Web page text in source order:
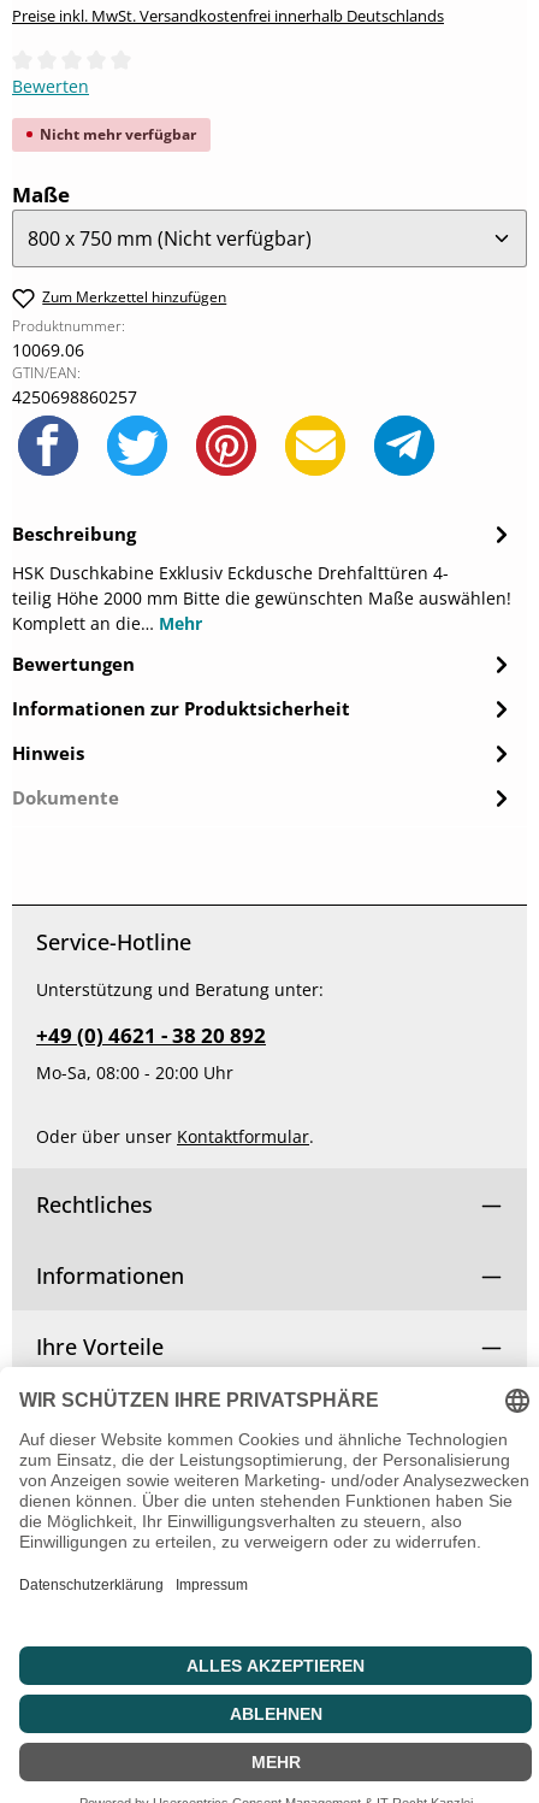
Preise inkl. MwSt. Versandkostenfrei innerhalb Deutschlands
Durchschnittliche Bewertung von 0 von 5 Sternen
Bewerten
Nicht mehr verfügbar
Maßeauswählen
Zum Merkzettel hinzufügen
Produktnummer:
10069.06
GTIN/EAN:
4250698860257
Beschreibung
HSK Duschkabine Exklusiv Eckdusche Drehfalttüren 4-
teilig Höhe 2000 mm Bitte die gewünschten Maße auswählen!
Komplett an die… Mehr
Bewertungen
Informationen zur Produktsicherheit
Hinweis
Dokumente
Service-Hotline
Unterstützung und Beratung unter:
+49 (0) 4621 - 38 20 892
Mo-Sa, 08:00 - 20:00 Uhr
Oder über unser Kontaktformular.
Rechtliches
Informationen
Ihre Vorteile
Vertrag widerrufen
© Copyright 2025 | Alle Rechte vorbehalten.